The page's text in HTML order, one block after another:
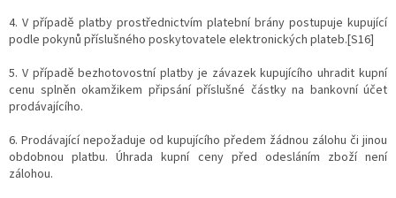
4. V případě platby prostřednictvím platební brány postupuje kupující
podle pokynů příslušného poskytovatele elektronických plateb.[S16]
5. V případě bezhotovostní platby je závazek kupujícího uhradit kupní
cenu splněn okamžikem připsání příslušné částky na bankovní účet
prodávajícího.
6. Prodávající nepožaduje od kupujícího předem žádnou zálohu či jinou
obdobnou platbu. Úhrada kupní ceny před odesláním zboží není
zálohou.